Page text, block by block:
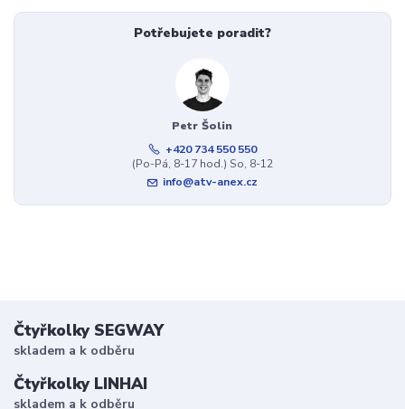
Potřebujete poradit?
Petr Šolin
+420 734 550 550
(Po-Pá, 8-17 hod.) So, 8-12
info@atv-anex.cz
Čtyřkolky SEGWAY
skladem a k odběru
Čtyřkolky LINHAI
skladem a k odběru